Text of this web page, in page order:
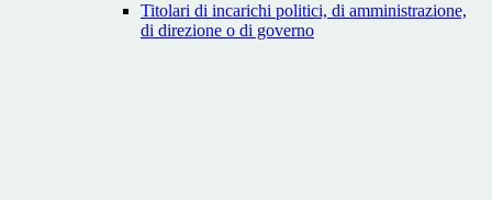
Titolari di incarichi politici, di amministrazione,
di direzione o di governo